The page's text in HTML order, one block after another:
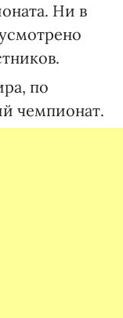
Ни в
по
чемпионат.